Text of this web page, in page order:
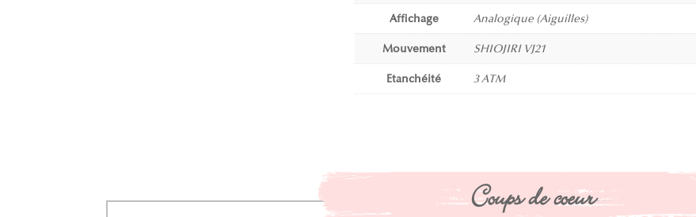
Affichage Analogique (Aiguilles)
Mouvement SHIOJIRI VJ21
Etanchéité 3 ATM
Coups de coeur